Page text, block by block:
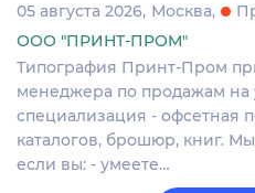
05 августа 2026 Москва
ООО "ПРИНТ-ПРОМ"
Типография Принт-Пром
менеджера по продажам на
специализация - офсетная
каталогов, брошюр, книг.
если вы: - умеете…